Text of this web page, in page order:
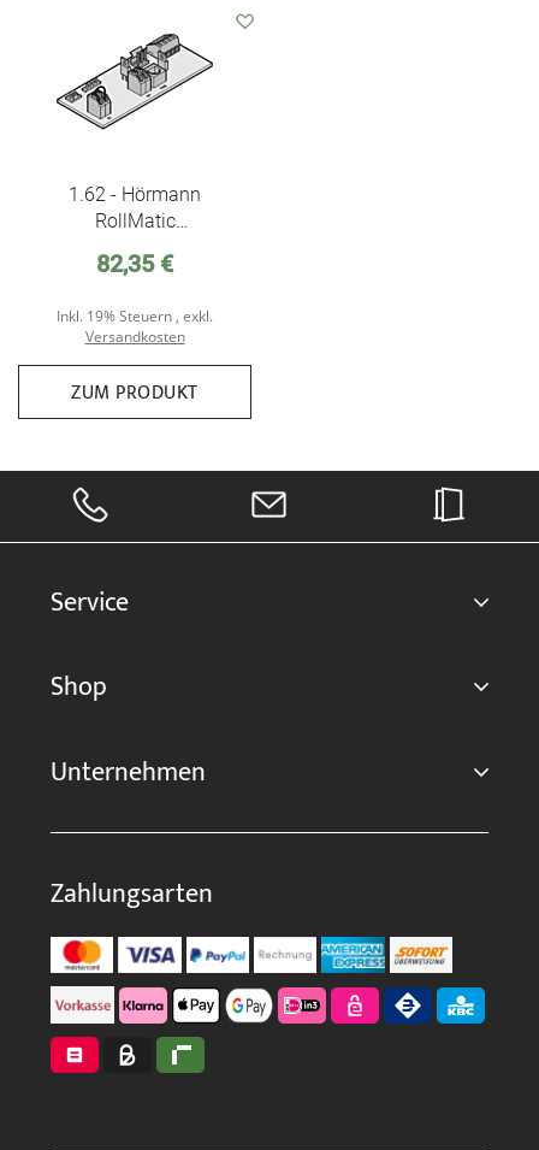
1.62 - Hörmann
RollMatic
82,35 €
Inkl. 19% Steuern , exkl.
Versandkosten
ZUM PRODUKT
Service
Shop
Unternehmen
Zahlungsarten